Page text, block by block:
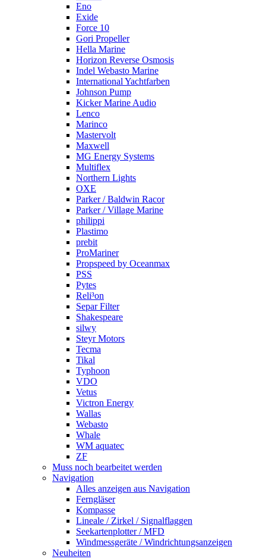
Eno
Exide
Force 10
Gori Propeller
Hella Marine
Horizon Reverse Osmosis
Indel Webasto Marine
International Yachtfarben
Johnson Pump
Kicker Marine Audio
Lenco
Marinco
Mastervolt
Maxwell
MG Energy Systems
Multiflex
Northern Lights
OXE
Parker / Baldwin Racor
Parker / Village Marine
philippi
Plastimo
prebit
ProMariner
Propspeed by Oceanmax
PSS
Pytes
Reli³on
Separ Filter
Shakespeare
silwy
Steyr Motors
Tecma
Tikal
Typhoon
VDO
Vetus
Victron Energy
Wallas
Webasto
Whale
WM aquatec
ZF
Muss noch bearbeitet werden
Navigation
Alles anzeigen aus Navigation
Ferngläser
Kompasse
Lineale / Zirkel / Signalflaggen
Seekartenplotter / MFD
Windmessgeräte / Windrichtungsanzeigen
Neuheiten